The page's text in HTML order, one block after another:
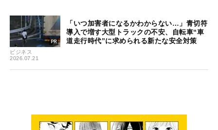
ビジネス
2026.07.21
「いつ加害者になるかわからない…」青切符
導入で増す大型トラックの不安、自転車“車
道走行時代”に求められる新たな安全対策